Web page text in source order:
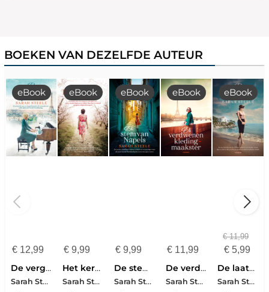
BOEKEN VAN DEZELFDE AUTEUR
€12,99
eBook
De vergeten spionne
Sarah Steele
€9,99
eBook
Het kersenspoor
Sarah Steele
€ 9,99
eBook
De stem van Napels
Sarah Steele
€ 11,99
eBook
De verdwenen kledingmaakster
Sarah Steele
€11,99
€ 5,99
eBook
De laatste zomer aan zee
Sarah Steele